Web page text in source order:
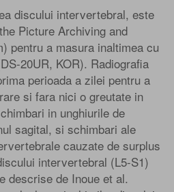
discului intervertebral, este
Picture Archiving and
pentru a masura inaltimea cu
20UR, KOR). Radiografia
perioada a zilei pentru a
si fara nici o greutate in
in unghiurile de
sagital, si schimbari ale
cauzate de surplus
intervertebral (L5-S1)
descrise de Inoue et al.